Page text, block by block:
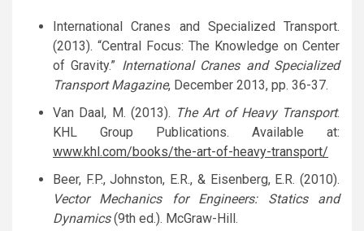
International Cranes and Specialized Transport.
(2013). “Central Focus: The Knowledge on Center
of Gravity.” International Cranes and Specialized
Transport Magazine, December 2013, pp. 36-37.
Van Daal, M. (2013). The Art of Heavy Transport.
KHL Group Publications. Available at:
www.khl.com/books/the-art-of-heavy-transport/
Beer, F.P., Johnston, E.R., & Eisenberg, E.R. (2010).
Vector Mechanics for Engineers: Statics and
Dynamics(9th ed.). McGraw-Hill.